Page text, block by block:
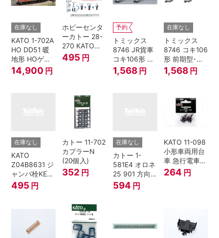
在庫なし
KATO 1-702A
HO DD51 暖
地形 HOゲー
ジ
14,900 円
ホビーセンタ
ーカトー 28-
270 KATOナ
ックルカプラ
ー 黒 センタ
495 円
予約
トミックス
8746 JR貨車
コキ106形 前
期型･新塗装･
コンテナな
1,568 円
在庫なし
トミックス
8746 コキ106
形 前期型･新
塗装･コンテ
ナなし･2両セ
1,568 円
在庫なし
KATO
Z04B8631 ジ
ャンパ栓KE76
濃青 ランナー
495 円
カトー 11-702
カプラーN
(20個入)
352 円
在庫なし
カトー 1-
581E4 オロネ
25 901 方向
幕 4両分
594 円
KATO 11-098
小形車両用台
車 急行電車1
Bトレインシ
ョーティー 対
264 円